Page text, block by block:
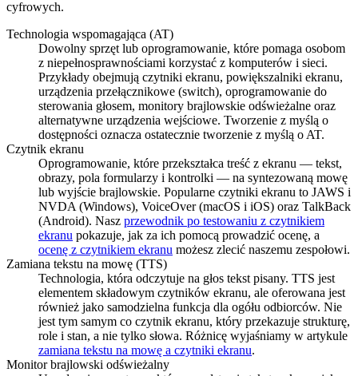
cyfrowych.
Technologia wspomagająca (AT)
Dowolny sprzęt lub oprogramowanie, które pomaga osobom
z niepełnosprawnościami korzystać z komputerów i sieci.
Przykłady obejmują czytniki ekranu, powiększalniki ekranu,
urządzenia przełącznikowe (switch), oprogramowanie do
sterowania głosem, monitory brajlowskie odświeżalne oraz
alternatywne urządzenia wejściowe. Tworzenie z myślą o
dostępności oznacza ostatecznie tworzenie z myślą o AT.
Czytnik ekranu
Oprogramowanie, które przekształca treść z ekranu — tekst,
obrazy, pola formularzy i kontrolki — na syntezowaną mowę
lub wyjście brajlowskie. Popularne czytniki ekranu to JAWS i
NVDA (Windows), VoiceOver (macOS i iOS) oraz TalkBack
(Android). Nasz przewodnik po testowaniu z czytnikiem
ekranu pokazuje, jak za ich pomocą prowadzić ocenę, a
ocenę z czytnikiem ekranu możesz zlecić naszemu zespołowi.
Zamiana tekstu na mowę (TTS)
Technologia, która odczytuje na głos tekst pisany. TTS jest
elementem składowym czytników ekranu, ale oferowana jest
również jako samodzielna funkcja dla ogółu odbiorców. Nie
jest tym samym co czytnik ekranu, który przekazuje strukturę,
role i stan, a nie tylko słowa. Różnicę wyjaśniamy w artykule
zamiana tekstu na mowę a czytniki ekranu.
Monitor brajlowski odświeżalny